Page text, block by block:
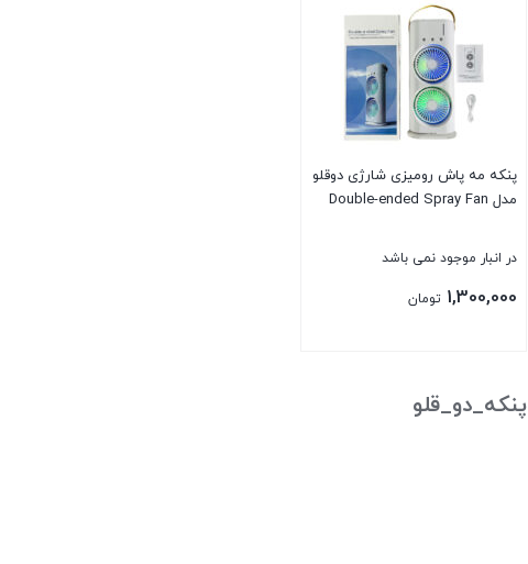
پنکه مه پاش رومیزی شارژی دوقلو
مدل Double-ended Spray Fan
در انبار موجود نمی باشد
1,300,000 تومان
پنکه_دو_قلو